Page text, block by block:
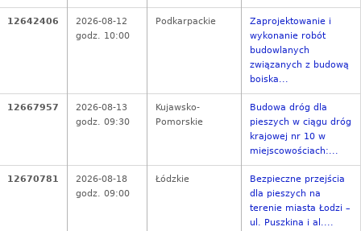
12642406
2026-08-12
godz. 10:00
Podkarpackie
Zaprojektowanie i
wykonanie robót
budowlanych
związanych z budową
boiska...
12667957
2026-08-13
godz. 09:30
Kujawsko-
Pomorskie
Budowa dróg dla
pieszych w ciągu dróg
krajowej nr 10 w
miejscowościach:...
12670781
2026-08-18
godz. 09:00
Łódzkie
Bezpieczne przejścia
dla pieszych na
terenie miasta Łodzi –
ul. Puszkina i al....